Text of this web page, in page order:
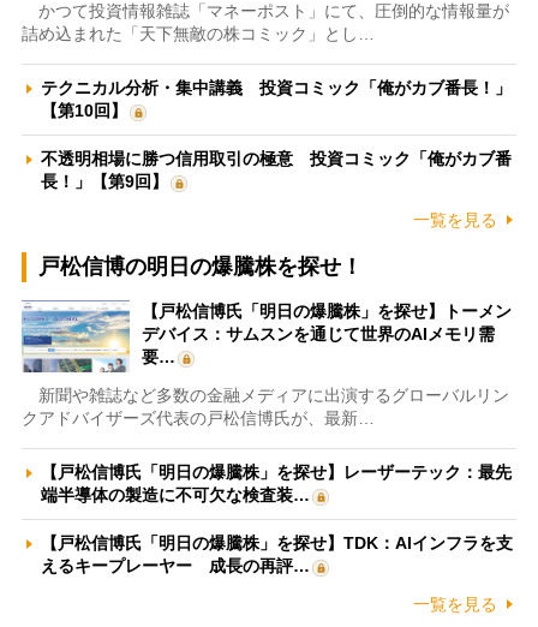
かつて投資情報雑誌「マネーポスト」にて、圧倒的な情報量が
詰め込まれた「天下無敵の株コミック」とし…
テクニカル分析・集中講義 投資コミック「俺がカブ番長！」
【第10回】
不透明相場に勝つ信用取引の極意 投資コミック「俺がカブ番
長！」【第9回】
一覧を見る
戸松信博の明日の爆騰株を探せ！
【戸松信博氏「明日の爆騰株」を探せ】トーメン
デバイス：サムスンを通じて世界のAIメモリ需
要…
新聞や雑誌など多数の金融メディアに出演するグローバルリン
クアドバイザーズ代表の戸松信博氏が、最新…
【戸松信博氏「明日の爆騰株」を探せ】レーザーテック：最先
端半導体の製造に不可欠な検査装…
【戸松信博氏「明日の爆騰株」を探せ】TDK：AIインフラを支
えるキープレーヤー 成長の再評…
一覧を見る